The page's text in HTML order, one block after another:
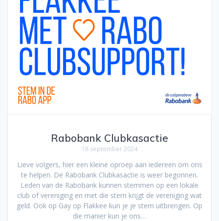
Rabobank Clubkasactie
18 september 2024
Lieve volgers, hier een kleine oproep aan iedereen om ons
te helpen. De Rabobank Clubkasactie is weer begonnen.
Leden van de Rabobank kunnen stemmen op een lokale
club of vereniging en met die stem krijgt de vereniging wat
geld. Ook op Gay op Flakkee kun je je stem uitbrengen. Op
die manier kun je ons…